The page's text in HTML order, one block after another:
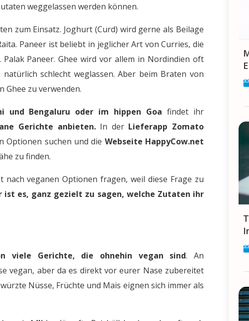
weggelassen werden können.
zum Einsatz. Joghurt (Curd) wird gerne als Beilage
Paneer ist beliebt in jeglicher Art von Curries, die
Paneer. Ghee wird vor allem in Nordindien oft
schlecht weglassen. Aber beim Braten von
zu verwenden.
und Bengaluru oder im hippen Goa findet ihr
Gerichte anbieten.In der Lieferapp Zomato
Optionen suchen und die Webseite HappyCow.net
zu finden.
veganen Optionen fragen, weil diese Frage zu
ist es, ganz gezielt zu sagen, welche Zutaten ihr
viele Gerichte, die ohnehin vegan sind. An
vegan, aber da es direkt vor eurer Nase zubereitet
Nüsse, Früchte und Mais eignen sich immer als
Makar
Tipps und Tricks für die Jobsuche in